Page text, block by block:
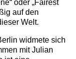
oder „Fairest
auf den
Welt.
widmete sich
mit Julian